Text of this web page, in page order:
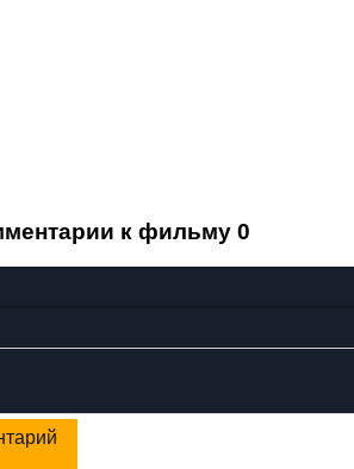
к фильму 0